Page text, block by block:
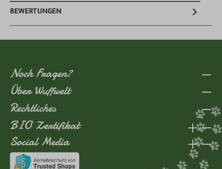
BEWERTUNGEN
Noch Fragen?
Über Wuffwelt
Rechtliches
BIO Zertifikat
Social Media